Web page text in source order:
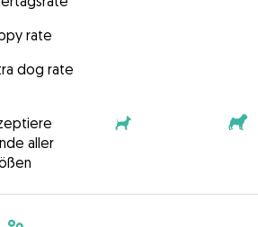
rate
dog rate
aller